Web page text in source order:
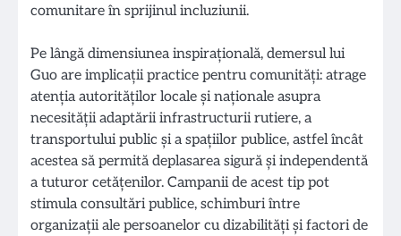
comunitare în sprijinul incluziunii.
Pe lângă dimensiunea inspirațională, demersul lui
Guo are implicații practice pentru comunități: atrage
atenția autorităților locale și naționale asupra
necesității adaptării infrastructurii rutiere, a
transportului public și a spațiilor publice, astfel încât
acestea să permită deplasarea sigură și independentă
a tuturor cetățenilor. Campanii de acest tip pot
stimula consultări publice, schimburi între
organizații ale persoanelor cu dizabilități și factori de